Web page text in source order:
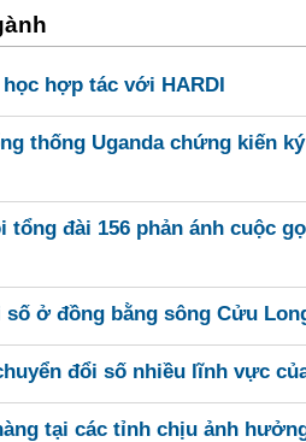
hợp tác với HARDI
thống Uganda chứng kiến
tổng đài 156 phản ánh cuộc
số ở đồng bằng sông Cửu
đổi số nhiều lĩnh vực
tại các tỉnh chịu ảnh